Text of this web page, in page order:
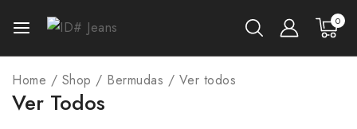
0
Home / Shop / Bermudas / Ver todos
Ver Todos